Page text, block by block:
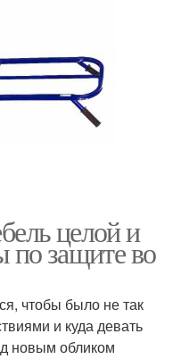
целой и
по защите во
чтобы было не так
и куда девать
новым обликом